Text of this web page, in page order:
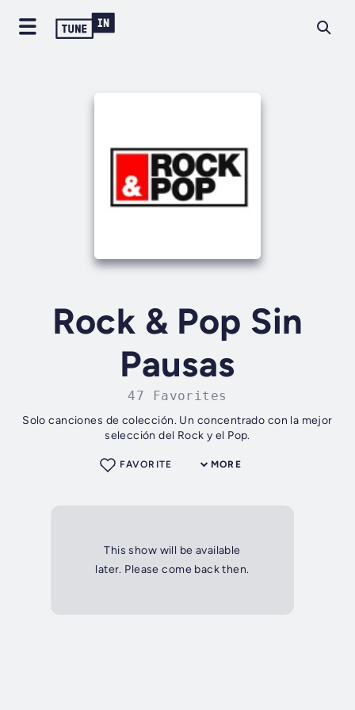
Rock & Pop Sin
Pausas
47 Favorites
Solo canciones de colección. Un concentrado con la mejor
selección del Rock y el Pop.
MORE
FAVORITE
This show will be available
later. Please come back then.